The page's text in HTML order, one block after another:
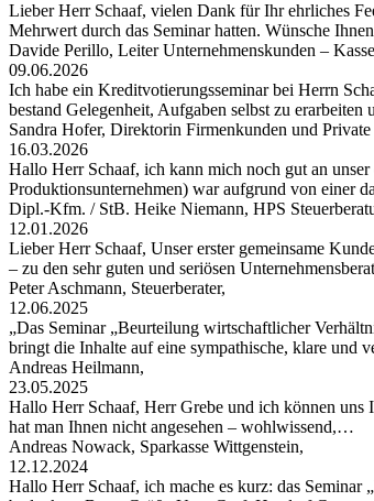
Lieber Herr Schaaf, vielen Dank für Ihr ehrliches
Mehrwert durch das Seminar hatten. Wünsche
Davide Perillo, Leiter Unternehmenskunden –
09.06.2026
Ich habe ein Kreditvotierungsseminar bei Herrn
bestand Gelegenheit, Aufgaben selbst zu
Sandra Hofer, Direktorin Firmenkunden und
16.03.2026
Hallo Herr Schaaf, ich kann mich noch gut an
Produktionsunternehmen) war aufgrund von einer
Dipl.-Kfm. / StB. Heike Niemann, HPS
12.01.2026
Lieber Herr Schaaf, Unser erster gemeinsame
– zu den sehr guten und seriösen
Peter Aschmann, Steuerberater,
12.06.2025
„Das Seminar „Beurteilung wirtschaftlicher
bringt die Inhalte auf eine sympathische, klare und
Andreas Heilmann,
23.05.2025
Hallo Herr Schaaf, Herr Grebe und ich können uns
hat man Ihnen nicht angesehen – wohlwissend,…
Andreas Nowack, Sparkasse Wittgenstein,
12.12.2024
Hallo Herr Schaaf, ich mache es kurz: das